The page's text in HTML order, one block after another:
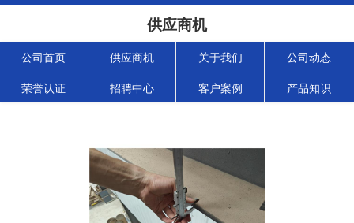
供应商机
公司首页 供应商机 关于我们 公司动态
荣誉认证 招聘中心 客户案例 产品知识